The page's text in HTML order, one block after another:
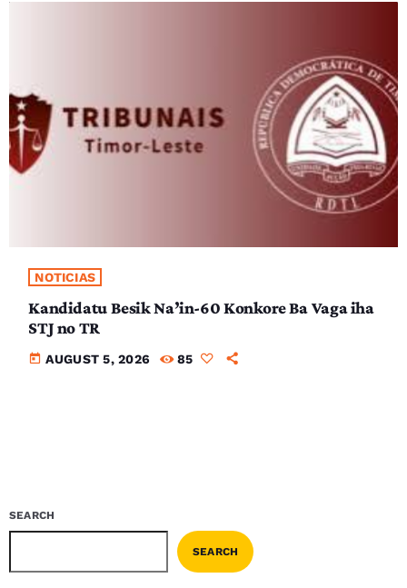
NOTICIAS
Kandidatu Besik Na’in-60 Konkore Ba Vaga iha
STJ no TR
today AUGUST 5, 2026 85
SEARCH
SEARCH